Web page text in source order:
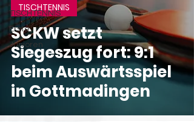
TISCHTENNIS
Erste
Junioren
SCKW setzt
Siegeszug fort: 9:1
beim Auswärtsspiel
in Gottmadingen
TISCHTENNIS